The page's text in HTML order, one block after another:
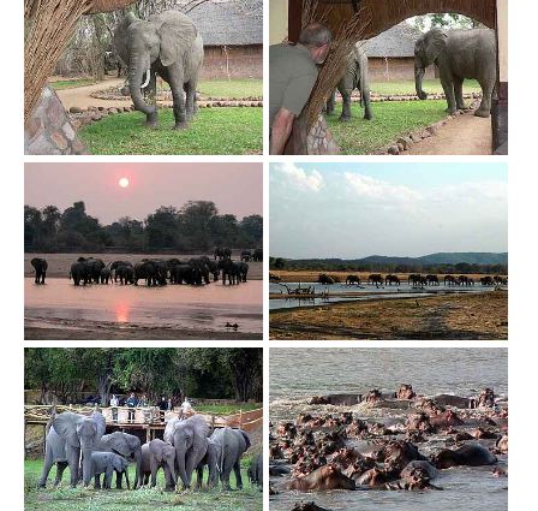
Show larger version Show larger version
Show larger version Show larger version